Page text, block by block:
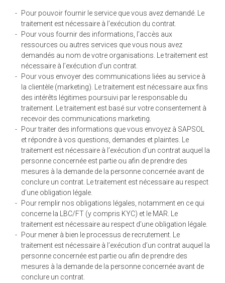
Pour pouvoir fournir le service que vous avez demandé. Le
traitement est nécessaire à l’exécution du contrat.
Pour vous fournir des informations, l’accès aux
ressources ou autres services que vous nous avez
demandés au nom de votre organisations. Le traitement est
nécessaire à l’exécution d’un contrat.
Pour vous envoyer des communications liées au service à
la clientèle (marketing). Le traitement est nécessaire aux fins
des intérêts légitimes poursuivi par le responsable du
traitement. Le traitement est basé sur votre consentement à
recevoir des communications marketing.
Pour traiter des informations que vous envoyez à SAPSOL
et répondre à vos questions, demandes et plaintes. Le
traitement est nécessaire à l’exécution d’un contrat auquel la
personne concernée est partie ou afin de prendre des
mesures à la demande de la personne concernée avant de
conclure un contrat. Le traitement est nécessaire au respect
d’une obligation légale.
Pour remplir nos obligations légales, notamment en ce qui
concerne la LBC/FT (y compris KYC) et le MAR. Le
traitement est nécessaire au respect d’une obligation légale.
Pour mener à bien le processus de recrutement. Le
traitement est nécessaire à l’exécution d’un contrat auquel la
personne concernée est partie ou afin de prendre des
mesures à la demande de la personne concernée avant de
conclure un contrat.